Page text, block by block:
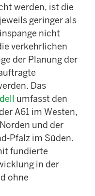
werden, ist die
geringer als
nicht
verkehrlichen
der Planung der
Das
umfasst den
A61 im Westen,
und der
Pfalz im Süden.
fundierte
in der
ohne